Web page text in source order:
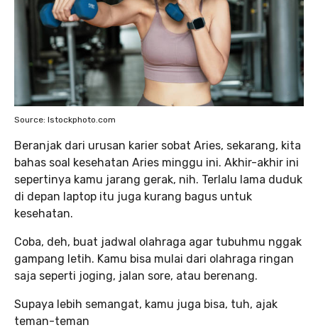
Source: Istockphoto.com
Beranjak dari urusan karier sobat Aries, sekarang, kita
bahas soal kesehatan Aries minggu ini. Akhir-akhir ini
sepertinya kamu jarang gerak, nih. Terlalu lama duduk
di depan laptop itu juga kurang bagus untuk
kesehatan.
Coba, deh, buat jadwal olahraga agar tubuhmu nggak
gampang letih. Kamu bisa mulai dari olahraga ringan
saja seperti joging, jalan sore, atau berenang.
Supaya lebih semangat, kamu juga bisa, tuh, ajak
teman-teman